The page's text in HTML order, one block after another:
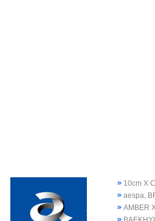
10cm X
aespa,
AMBER